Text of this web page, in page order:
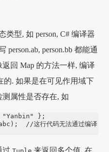
类型, 如 person, C# 编译器
person.bb 都能通
回 Map 的方法一样, 编译
的. 如果是在可见作用域下
属性是否存在, 如
"Yanbin" };
//这行代码无法通过编译,
过
来返回多个值, 在